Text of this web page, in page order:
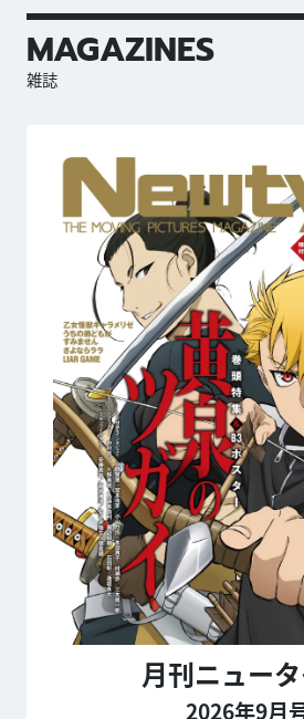
MAGAZINES
雑誌
月刊ニュー
2026年9月